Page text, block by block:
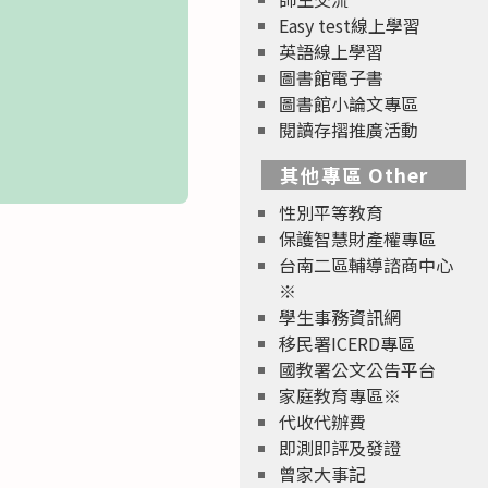
Easy test線上學習
英語線上學習
圖書館電子書
圖書館小論文專區
閱讀存摺推廣活動
其他專區 Other
性別平等教育
保護智慧財產權專區
台南二區輔導諮商中心
※
學生事務資訊網
移民署ICERD專區
國教署公文公告平台
家庭教育專區※
代收代辦費
即測即評及發證
曾家大事記